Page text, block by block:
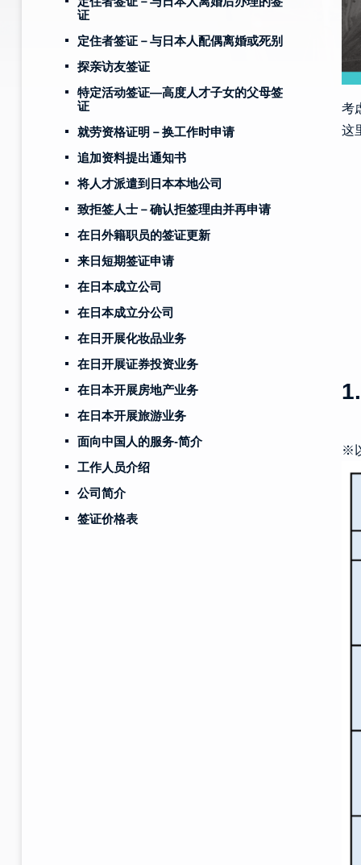
考
这
※
证
定住者签证－与日本人配偶离婚或死别
探亲访友签证
特定活动签证—高度人才子女的父母签
证
就劳资格证明－换工作时申请
追加资料提出通知书
将人才派遣到日本本地公司
致拒签人士－确认拒签理由并再申请
在日外籍职员的签证更新
来日短期签证申请
在日本成立公司
在日本成立分公司
在日开展化妆品业务
在日开展证券投资业务
在日本开展房地产业务
在日本开展旅游业务
面向中国人的服务-简介
工作人员介绍
公司简介
签证价格表